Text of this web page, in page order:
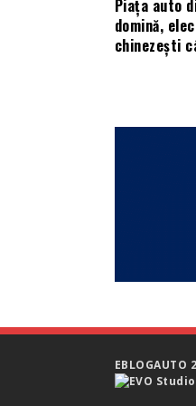
Piața auto
domină,
chinezești
EBLOGAUTO